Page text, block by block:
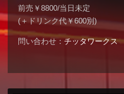
前売￥8800/当日未定
(＋ドリンク代￥600別)
問い合わせ：チッタワークス